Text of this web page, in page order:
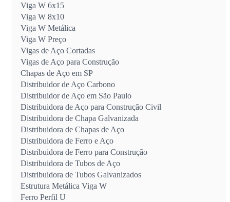
Viga W 6x15
Viga W 8x10
Viga W Metálica
Viga W Preço
Vigas de Aço Cortadas
Vigas de Aço para Construção
Chapas de Aço em SP
Distribuidor de Aço Carbono
Distribuidor de Aço em São Paulo
Distribuidora de Aço para Construção Civil
Distribuidora de Chapa Galvanizada
Distribuidora de Chapas de Aço
Distribuidora de Ferro e Aço
Distribuidora de Ferro para Construção
Distribuidora de Tubos de Aço
Distribuidora de Tubos Galvanizados
Estrutura Metálica Viga W
Ferro Perfil U